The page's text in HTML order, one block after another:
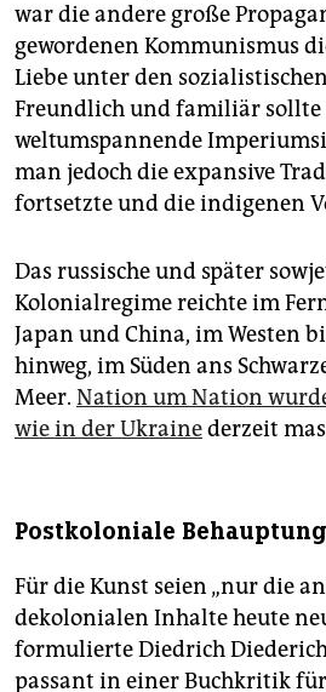
war die andere große
gewordenen Kommunismus
Liebe unter den
Freundlich und familiär sollte
weltumspannende
man jedoch die expansive
fortsetzte und die indigenen
Das russische und später
Kolonialregime reichte im
Japan und China, im Westen
hinweg, im Süden ans
Meer. Nation um Nation
wie in der Ukrainederzeit
Postkoloniale
Für die Kunst seien „nur die
dekolonialen Inhalte heute
formulierte Diedrich
passant in einer Buchkritik